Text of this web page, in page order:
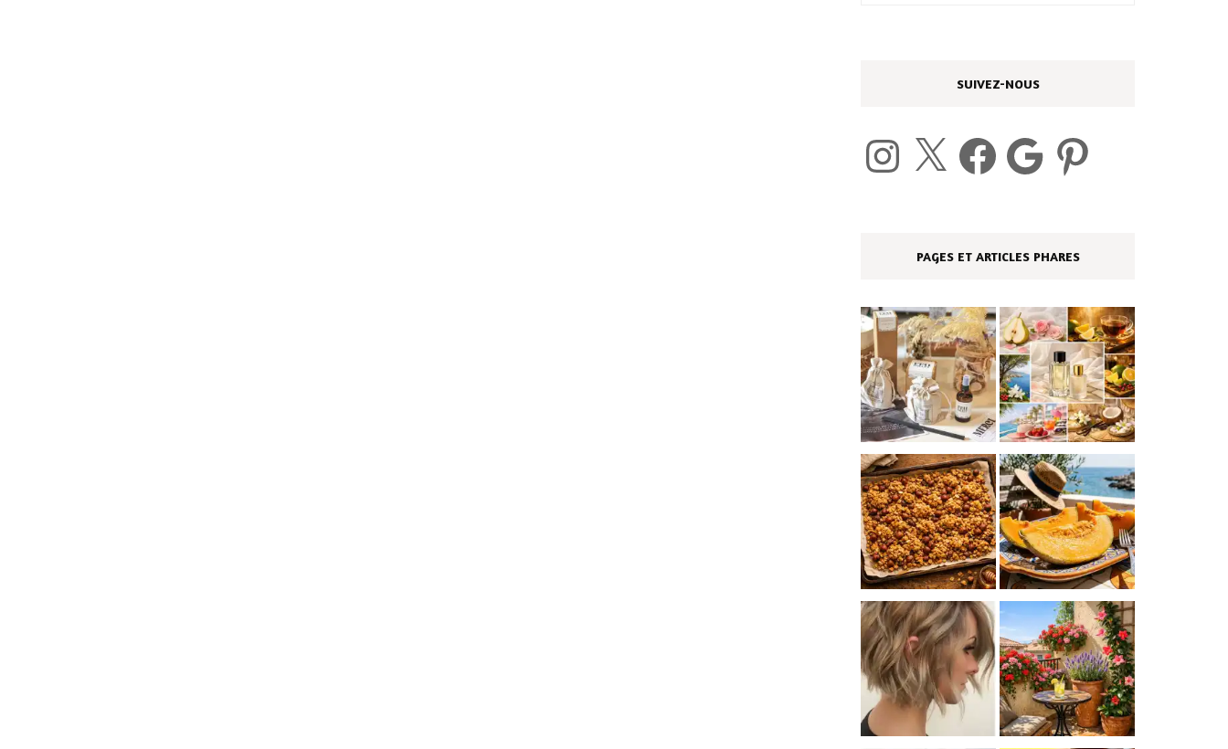
SUIVEZ-NOUS
Instagram Facebook Google Pinterest
PAGES ET ARTICLES PHARES